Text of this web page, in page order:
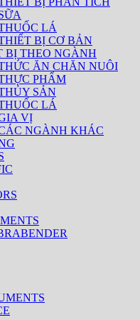
LÁ
BỊ CƠ BẢN
BỊ THEO NGÀNH
ĂN CHĂN NUÔI
PHẨM
SẢN
LÁ
VỊ
NGÀNH KHÁC